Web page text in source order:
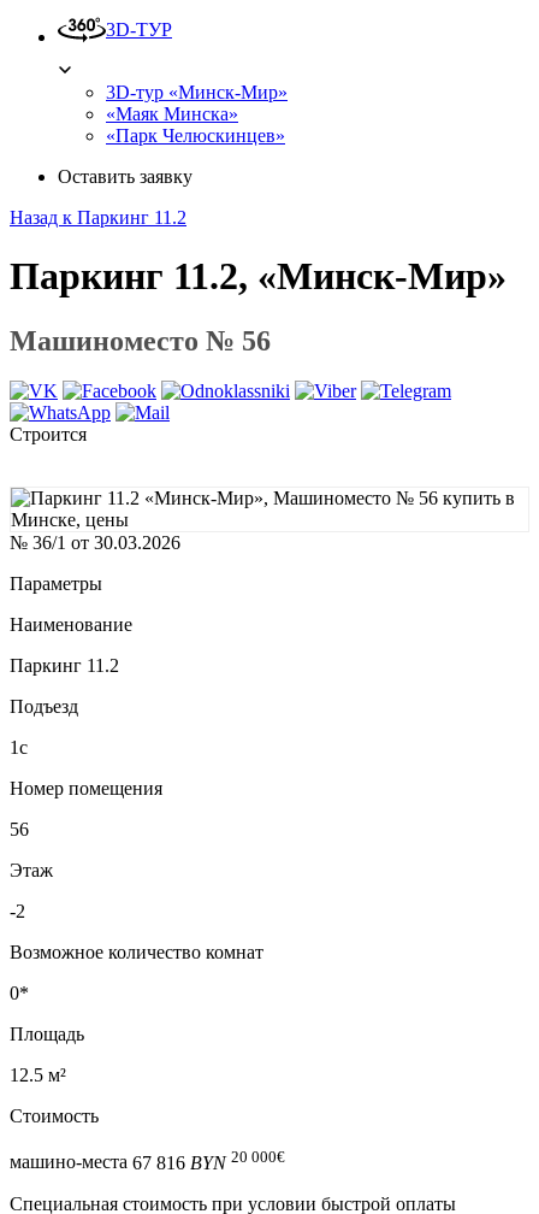
3D-ТУР
3D-тур «Минск-Мир»
«Маяк Минска»
«Парк Челюскинцев»
Оставить заявку
Назад к Паркинг 11.2
Паркинг 11.2, «Минск-Мир»
Машиноместо № 56
Строится
№ 36/1 от 30.03.2026
Параметры
Наименование
Паркинг 11.2
Подъезд
1с
Номер помещения
56
Этаж
-2
Возможное количество комнат
0*
Площадь
12.5 м²
Стоимость
машино-места 67 816 BYN 20 000€
Специальная cтоимость при условии быстрой оплаты